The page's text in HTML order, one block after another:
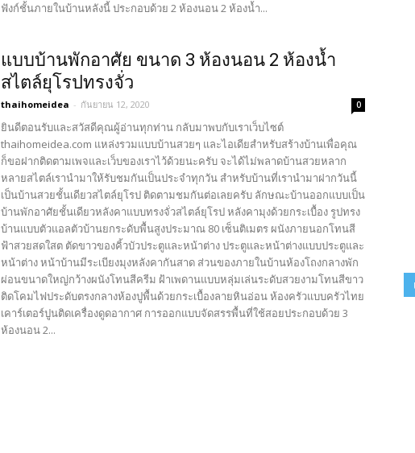
ฟังก์ชั้นภายในบ้านหลังนี้ ประกอบด้วย 2 ห้องนอน 2 ห้องน้ำ...
แบบบ้านพักอาศัย ขนาด 3 ห้องนอน 2 ห้องน้ำ
สไตล์ยุโรปทรงจั่ว
thaihomeidea - กันยายน 12, 2020 0
ยินดีตอนรับและสวัสดีคุณผู้อ่านทุกท่าน กลับมาพบกับเราเว็บไซต์
thaihomeidea.com แหล่งรวมแบบบ้านสวยๆ และไอเดียสำหรับสร้างบ้านเพื่อคุณ
ก็ขอฝากติดตามเพจและเว็บของเราไว้ด้วยนะครับ จะได้ไม่พลาดบ้านสวยหลาก
หลายสไตล์เรานำมาให้รับชมกันเป็นประจำทุกวัน สำหรับบ้านที่เรานำมาฝากวันนี้
เป็นบ้านสวยชั้นเดียวสไตล์ยุโรป ติดตามชมกันต่อเลยครับ ลักษณะบ้านออกแบบเป็น
บ้านพักอาศัยชั้นเดียวหลังคาแบบทรงจั่วสไตล์ยุโรป หลังคามุงด้วยกระเบื้อง รูปทรง
บ้านแบบตัวแอลตัวบ้านยกระดับพื้นสูงประมาณ 80 เซ็นติเมตร ผนังภายนอกโทนสี
ฟ้าสวยสดใสต ตัดขาวของคิ้วบัวประตูและหน้าต่าง ประตูและหน้าต่างแบบประตูและ
หน้าต่าง หน้าบ้านมีระเบียงมุงหลังคากันสาด ส่วนของภายในบ้านห้องโถงกลางพัก
ผ่อนขนาดใหญ่กว้างผนังโทนสีครีม ฝ้าเพดานแบบหลุ่มเล่นระดับสวยงามโทนสีขาว
ติดโคมไฟประดับตรงกลางห้องปูพื้นด้วยกระเบื้องลายหินอ่อน ห้องครัวแบบครัวไทย
เคาร์เตอร์ปูนติดเครื่องดูดอากาศ การออกแบบจัดสรรพื้นที่ใช้สอยประกอบด้วย 3
ห้องนอน 2...